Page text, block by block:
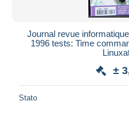
Journal revue
1996 tests: Time
±
Stato